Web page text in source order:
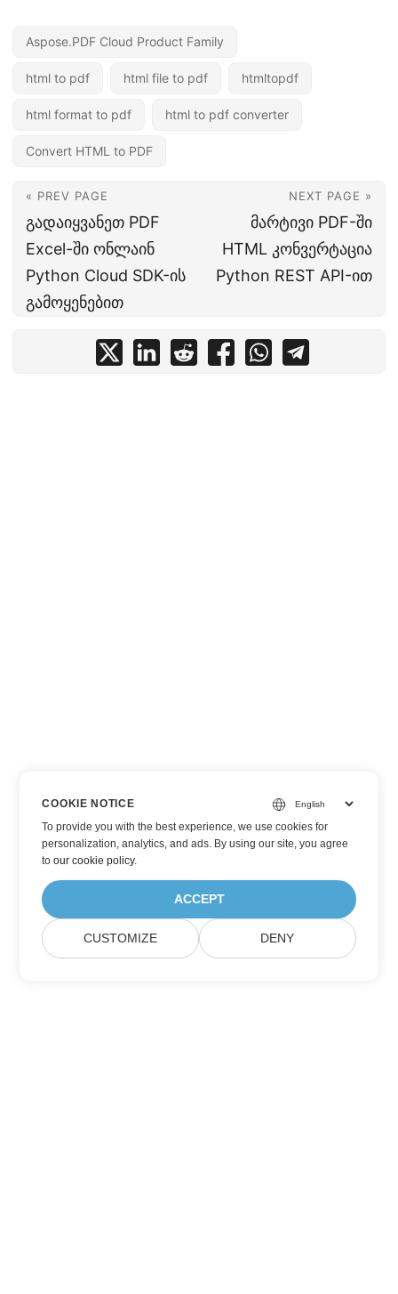
Aspose.PDF Cloud Product Family
html to pdf html file to pdf htmltopdf
html format to pdf html to pdf converter
Convert HTML to PDF
« PREV PAGE
გადაიყვანეთ PDF
Excel-ში ონლაინ
Python Cloud SDK-ის
გამოყენებით
NEXT PAGE »
მარტივი PDF-ში
HTML კონვერტაცია
Python REST API-ით
COOKIE NOTICE
To provide you with the best experience, we use cookies for
personalization, analytics, and ads. By using our site, you agree
toour cookie policy.
ACCEPT
CUSTOMIZE DENY